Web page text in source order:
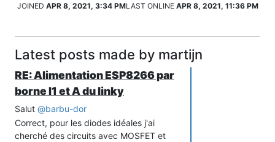
JOINED APR 8, 2021, 3:34 PMLAST ONLINE APR 8, 2021, 11:36 PM
Latest posts made by martijn
RE: Alimentation ESP8266 par
borne I1 et A du linky
Salut @barbu-dor
Correct, pour les diodes idéales j'ai
cherché des circuits avec MOSFET et